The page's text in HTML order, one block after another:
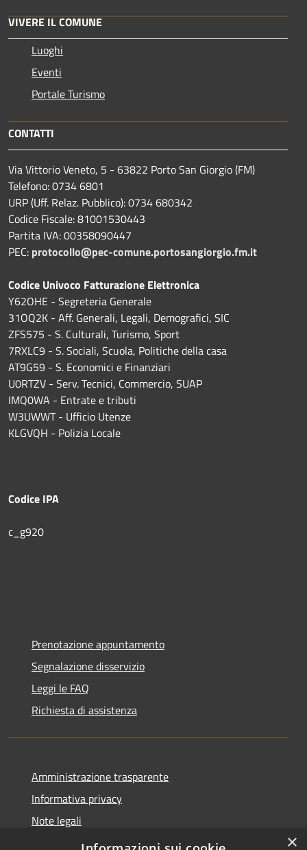
VIVERE IL COMUNE
Luoghi
Eventi
Portale Turismo
CONTATTI
Via Vittorio Veneto, 5 - 63822 Porto San Giorgio (FM)
Telefono: 0734 6801
URP (Uff. Relaz. Pubblico): 0734 680342
Codice Fiscale: 81001530443
Partita IVA: 00358090447
PEC: protocollo@pec-comune.portosangiorgio.fm.it
Codice Univoco Fatturazione Elettronica
Y62OHE - Segreteria Generale
31OQ2K - Aff. Generali, Legali, Demografici, SIC
ZFS575 - S. Culturali, Turismo, Sport
7RXLC9 - S. Sociali, Scuola, Politiche della casa
AT9G59 - S. Economici e Finanziari
U0RTZV - Serv. Tecnici, Commercio, SUAP
IMQ0WA - Entrate e tributi
W3UWWT - Ufficio Utenze
KLGVQH - Polizia Locale
Codice IPA
c_g920
Prenotazione appuntamento
Segnalazione disservizio
Leggi le FAQ
Richiesta di assistenza
Amministrazione trasparente
Informativa privacy
Note legali
Dichiarazione di accessibilità
×